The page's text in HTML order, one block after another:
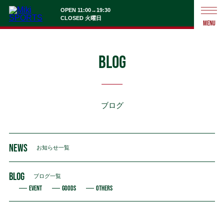
MENU
OPEN 11:00→19:30
CLOSED 火曜日
BLOG
ブログ
NEWS お知らせ一覧
BLOG ブログ一覧
EVENT GOODS OTHERS